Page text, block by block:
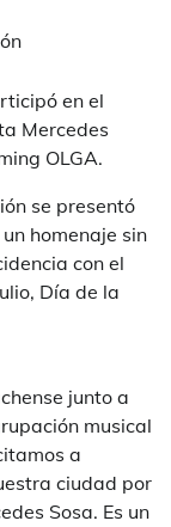
en el
Mercedes
OLGA.
se presentó
homenaje sin
con el
Día de la
junto a
musical
a
ciudad por
Sosa. Es un